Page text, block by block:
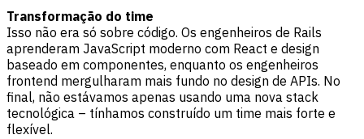
Transformação do time
Isso não era só sobre código. Os engenheiros de Rails
aprenderam JavaScript moderno com React e design
baseado em componentes, enquanto os engenheiros
frontend mergulharam mais fundo no design de APIs. No
final, não estávamos apenas usando uma nova stack
tecnológica – tínhamos construído um time mais forte e
flexível.